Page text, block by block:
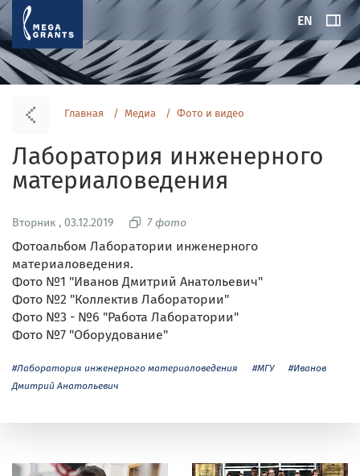
EN
Главная Медиа Фото и видео
Лаборатория инженерного
материаловедения
Вторник , 03.12.2019 7 фото
Фотоальбом Лаборатории инженерного
материаловедения.
Фото №1 "Иванов Дмитрий Анатольевич"
Фото №2 "Коллектив Лаборатории"
Фото №3 - №6 "Работа Лаборатории"
Фото №7 "Оборудование"
#Лаборатория инженерного материаловедения #МГУ
#Иванов
Дмитрий Анатольевич